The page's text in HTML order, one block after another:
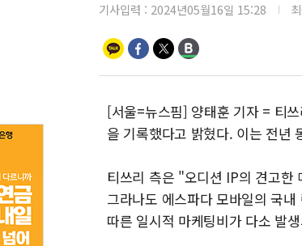
기사입력 : 2024년05월16일 15:28
[서울=뉴스핌] 양태훈 기자 = 티
을 기록했다고 밝혔다. 이는 전년
티쓰리 측은 "오디션 IP의 견고한
그라나도 에스파다 모바일의 국
따른 일시적 마케팅비가 다소 발